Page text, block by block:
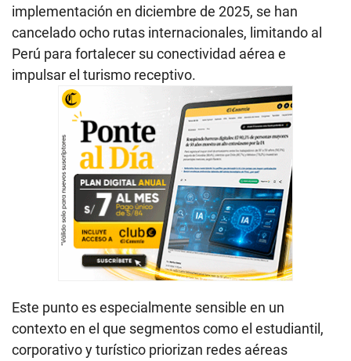
implementación en diciembre de 2025, se han
cancelado ocho rutas internacionales, limitando al
Perú para fortalecer su conectividad aérea e
impulsar el turismo receptivo.
Este punto es especialmente sensible en un
contexto en el que segmentos como el estudiantil,
corporativo y turístico priorizan redes aéreas